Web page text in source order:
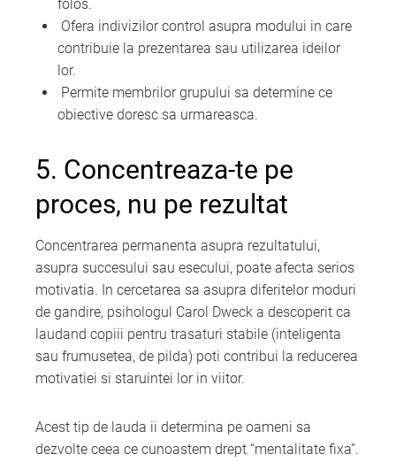
folos.
Ofera indivizilor control asupra modului in care
contribuie la prezentarea sau utilizarea ideilor
lor.
Permite membrilor grupului sa determine ce
obiective doresc sa urmareasca.
5. Concentreaza-te pe
proces, nu pe rezultat
Concentrarea permanenta asupra rezultatului,
asupra succesului sau esecului, poate afecta serios
motivatia. In cercetarea sa asupra diferitelor moduri
de gandire, psihologul Carol Dweck a descoperit ca
laudand copiii pentru trasaturi stabile (inteligenta
sau frumusetea, de pilda) poti contribui la reducerea
motivatiei si staruintei lor in viitor.
Acest tip de lauda ii determina pe oameni sa
dezvolte ceea ce cunoastem drept “mentalitate fixa”.